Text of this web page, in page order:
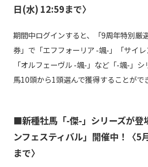
日(水) 12:59まで〉
期間中ログインすると、「9周年特別厳
券」で「エフフォーリア -颯-」「サイレ
「オルフェーヴル -颯-」など「-颯-」
馬10頭から1頭選んで獲得することがで
■新種牡馬「-傑-」シリーズが登
ンフェスティバル」開催中！〈5
まで〉